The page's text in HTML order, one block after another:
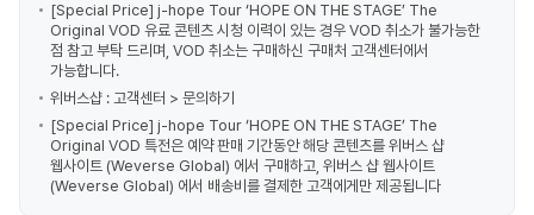
[Special Price] j-hope Tour ‘HOPE ON THE STAGE’ The
Original VOD 유료 콘텐츠 시청 이력이 있는 경우 VOD 취소가 불가능한
점 참고 부탁 드리며, VOD 취소는 구매하신 구매처 고객센터에서
가능합니다.
위버스샵 : 고객센터 > 문의하기
[Special Price] j-hope Tour ‘HOPE ON THE STAGE’ The
Original VOD 특전은 예약 판매 기간동안 해당 콘텐츠를 위버스 샵
웹사이트 (Weverse Global) 에서 구매하고, 위버스 샵 웹사이트
(Weverse Global) 에서 배송비를 결제한 고객에게만 제공됩니다